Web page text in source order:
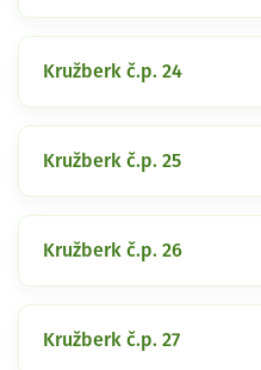
Kružberk č.p. 24
Kružberk č.p. 25
Kružberk č.p. 26
Kružberk č.p. 27